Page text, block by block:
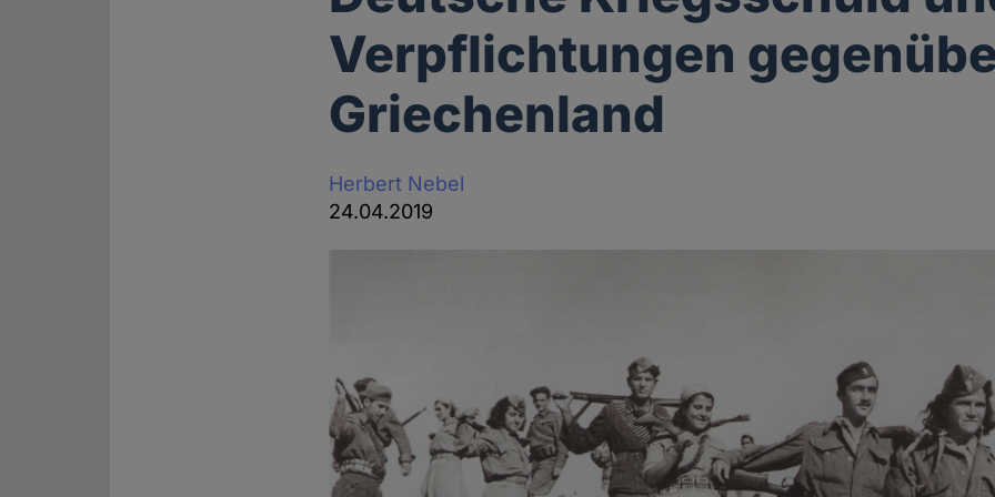
Verpflichtungen
Griechenland
Herbert Nebel
24.04.2019